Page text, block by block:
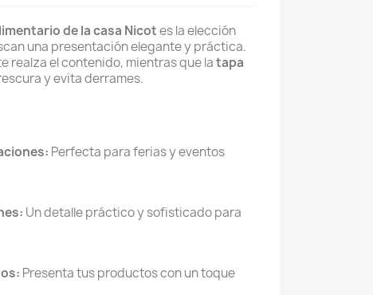
de la casa Nicotes la elección
una presentación elegante y práctica.
realza el contenido, mientras que latapa
y evita derrames.
Perfecta para ferias y eventos
Un detalle práctico y sofisticado para
Presenta tus productos con un toque